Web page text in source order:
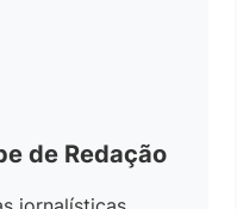
de Redação